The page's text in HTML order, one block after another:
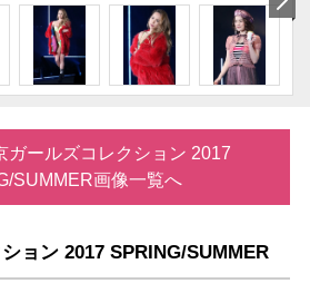
ガールズコレクション 2017
SUMMER画像一覧へ
ョン 2017 SPRING/SUMMER